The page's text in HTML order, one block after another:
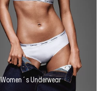
Women´s Underwear